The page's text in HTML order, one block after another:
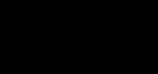
sự êm ái và yên tĩnh hơn, đặc biệt
các gờ giảm tốc hay ổ gà.
tải cho các chi tiết như phuộc, rotuyn,